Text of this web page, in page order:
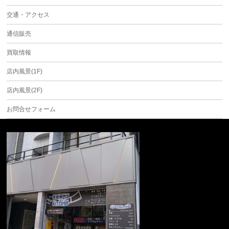
交通・アクセス
通信販売
買取情報
店内風景(1F)
店内風景(2F)
お問合せフォーム